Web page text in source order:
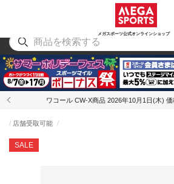
メガスポーツ公式オンラインショップ
アウトドア
ワコール CW-X商品 2026年10月1日(木)
SALE
店舗受取可能